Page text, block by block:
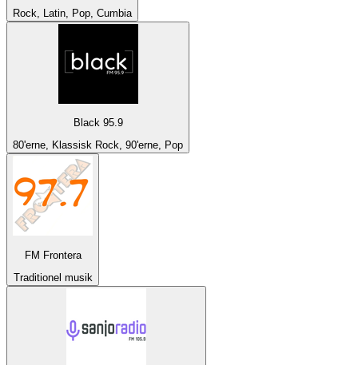
Rock, Latin, Pop, Cumbia
Black 95.9
80'erne, Klassisk Rock, 90'erne, Pop
FM Frontera
Traditionel musik